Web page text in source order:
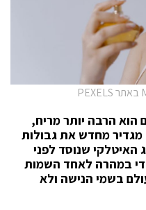
הוא הרבה יותר מריח,
מגדיר מחדש את גבולות
האיטלקי שנוסד לפני
די במהרה לאחד השמות
בשמי הנישה ולא